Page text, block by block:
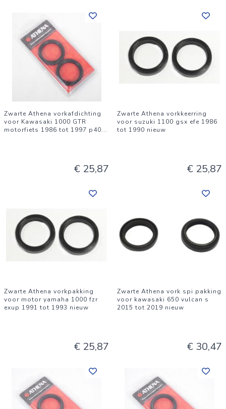
Zwarte Athena vorkafdichting
voor Kawasaki 1000 GTR
motorfiets 1986 tot 1997 p40...
€ 25,87
Zwarte Athena vorkkeerring
voor suzuki 1100 gsx efe 1986
tot 1990 nieuw
€ 25,87
Zwarte Athena vorkpakking
voor motor yamaha 1000 fzr
exup 1991 tot 1993 nieuw
€ 25,87
Zwarte Athena vork spi pakking
voor kawasaki 650 vulcan s
2015 tot 2019 nieuw
€ 30,47